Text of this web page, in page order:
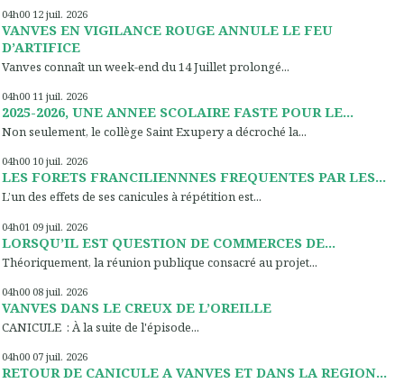
04h00 12 juil. 2026
VANVES EN VIGILANCE ROUGE ANNULE LE FEU
D’ARTIFICE
Vanves connaît un week-end du 14 Juillet prolongé...
04h00 11 juil. 2026
2025-2026, UNE ANNEE SCOLAIRE FASTE POUR LE...
Non seulement, le collège Saint Exupery a décroché la...
04h00 10 juil. 2026
LES FORETS FRANCILIENNNES FREQUENTES PAR LES...
L’un des effets de ses canicules à répétition est...
04h01 09 juil. 2026
LORSQU’IL EST QUESTION DE COMMERCES DE...
Théoriquement, la réunion publique consacré au projet...
04h00 08 juil. 2026
VANVES DANS LE CREUX DE L’OREILLE
CANICULE : À la suite de l'épisode...
04h00 07 juil. 2026
RETOUR DE CANICULE A VANVES ET DANS LA REGION...